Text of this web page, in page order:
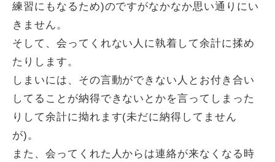
練習にもなるため)のですがなかなか思い通りにい
きません。
そして、会ってくれない人に執着して余計に揉め
たりします。
しまいには、その言動ができない人とお付き合い
してることが納得できないとかを言ってしまった
りして余計に拗れます(未だに納得してません
が)。
また、会ってくれた人からは連絡が来なくなる時